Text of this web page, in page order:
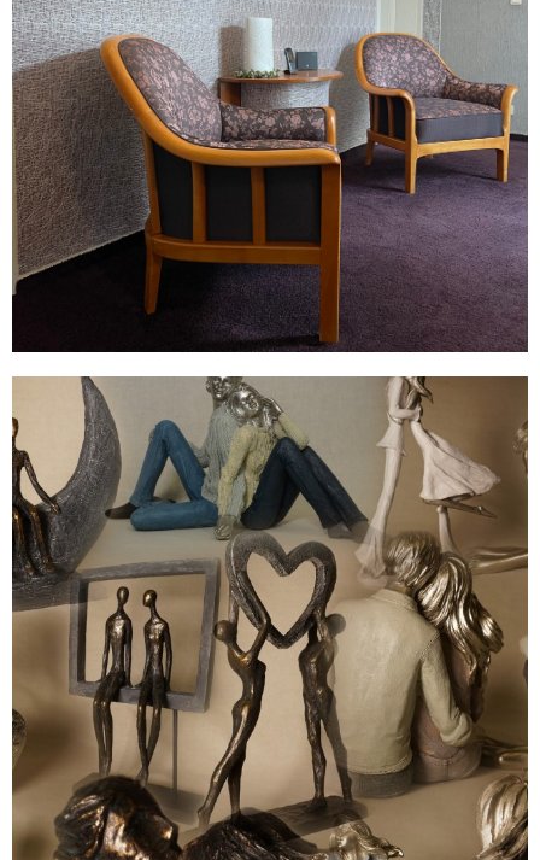
Polyesterwatte befestigt wird. Darüber spannen wir die
dafür geeigneten Wandbespannungsstoffe,- ohne
sichtbare Befestigung. Kleine Unebenheiten auf der Wand
werden damit einfach überspannt. Das Ergebnis ist ein
wunderbar gedämftes Raumschall – Erlebnis, das auch
noch zusätzliche Wärmedämmung bringt und den Stoff
so glatt auf der Wand hält, dass er seine Schönheit perfekt
Lassen sie sich von uns beraten und sein Sie überrascht,
was man mit unseren Wohn – Stoffen so alles machen
kann….
Wohn - Accessoires
Accessoires sind Liebe zum Detail!
Setzen Sie mit individuellen und außergewöhnlichen
Accessoires Akzente.
Oft lässt sich mit kleinen Dingen eine große Wirkung
erzielen.
Mit verschiedenen Accessoires und durch das Spiel mit
Form, Material und Farbe, können Sie Ihren Räumen ohne
viel Aufwand immer wieder ein neues Gesicht geben.
Eine große Auswahl an Accessoires finden Sie in unseren